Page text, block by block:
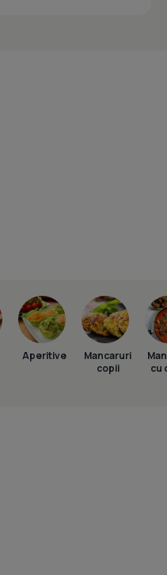
Aperitive
Mancaruri
copii
cu